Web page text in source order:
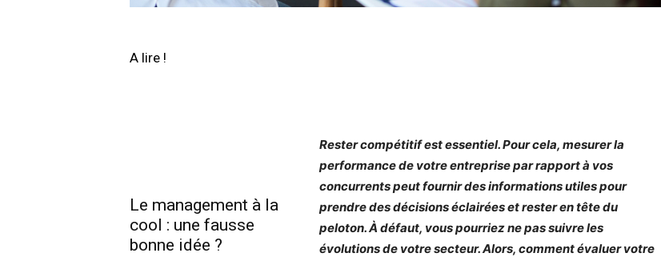
A lire !
Le management à la
cool : une fausse
bonne idée ?
Rester compétitif est essentiel. Pour cela, mesurer la
performance de votre entreprise par rapport à vos
concurrents peut fournir des informations utiles pour
prendre des décisions éclairées et rester en tête du
peloton. À défaut, vous pourriez ne pas suivre les
évolutions de votre secteur. Alors, comment évaluer votre